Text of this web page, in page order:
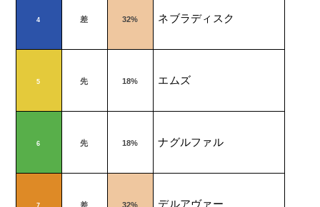
4 差 32% ネブラディスク
5 先 18% エムズ
6 先 18% ナグルファル
差 32% デルアヴァー